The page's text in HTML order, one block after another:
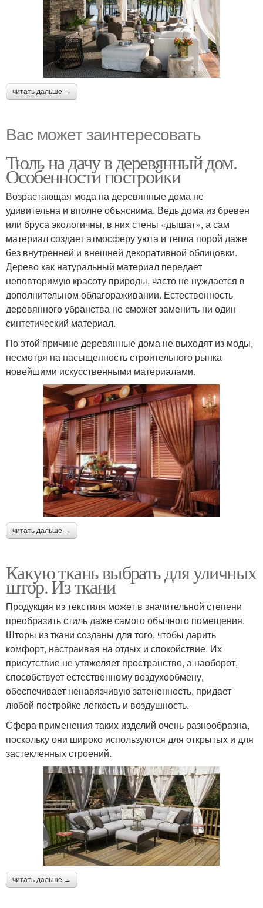
читать дальше →
Вас может заинтересовать
Тюль на дачу в деревянный дом.
Особенности постройки
Возрастающая мода на деревянные дома не
удивительна и вполне объяснима. Ведь дома из бревен
или бруса экологичны, в них стены «дышат», а сам
материал создает атмосферу уюта и тепла порой даже
без внутренней и внешней декоративной облицовки.
Дерево как натуральный материал передает
неповторимую красоту природы, часто не нуждается в
дополнительном облагораживании. Естественность
деревянного убранства не сможет заменить ни один
синтетический материал.
По этой причине деревянные дома не выходят из моды,
несмотря на насыщенность строительного рынка
новейшими искусственными материалами.
читать дальше →
Какую ткань выбрать для уличных
штор. Из ткани
Продукция из текстиля может в значительной степени
преобразить стиль даже самого обычного помещения.
Шторы из ткани созданы для того, чтобы дарить
комфорт, настраивая на отдых и спокойствие. Их
присутствие не утяжеляет пространство, а наоборот,
способствует естественному воздухообмену,
обеспечивает ненавязчивую затененность, придает
любой постройке легкость и воздушность.
Сфера применения таких изделий очень разнообразна,
поскольку они широко используются для открытых и для
застекленных строений.
читать дальше →